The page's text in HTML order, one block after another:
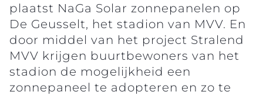
plaatst NaGa Solar zonnepanelen op
De Geusselt, het stadion van MVV. En
door middel van het project Stralend
MVV krijgen buurtbewoners van het
stadion de mogelijkheid een
zonnepaneel te adopteren en zo te